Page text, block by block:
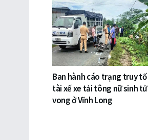
Ban hành cáo trạng truy tố
tài xế xe tải tông nữ sinh tử
vong ở Vĩnh Long